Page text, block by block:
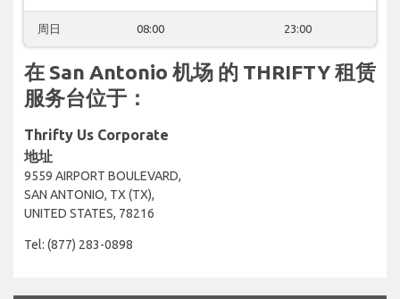
周日 08:00 23:00
在 San Antonio 机场 的 THRIFTY 租赁
服务台位于：
Thrifty Us Corporate
地址
9559 AIRPORT BOULEVARD,
SAN ANTONIO, TX (TX),
UNITED STATES, 78216
Tel: (877) 283-0898